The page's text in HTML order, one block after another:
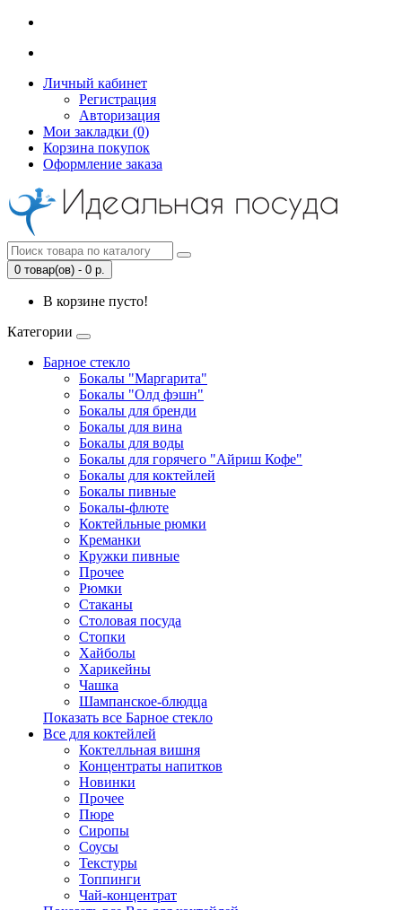
Личный кабинет
Регистрация
Авторизация
Мои закладки (0)
Корзина покупок
Оформление заказа
0 товар(ов) - 0 р.
В корзине пусто!
Категории
Барное стекло
Бокалы "Маргарита"
Бокалы "Олд фэшн"
Бокалы для бренди
Бокалы для вина
Бокалы для воды
Бокалы для горячего "Айриш Кофе"
Бокалы для коктейлей
Бокалы пивные
Бокалы-флюте
Коктейльные рюмки
Креманки
Кружки пивные
Прочее
Рюмки
Стаканы
Столовая посуда
Стопки
Хайболы
Харикейны
Чашка
Шампанское-блюдца
Показать все Барное стекло
Все для коктейлей
Коктелльная вишня
Концентраты напитков
Новинки
Прочее
Пюре
Сиропы
Соусы
Текстуры
Топпинги
Чай-концентрат